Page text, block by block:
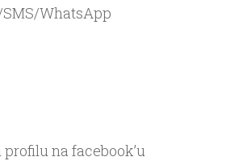
WhatsApp
na facebook’u